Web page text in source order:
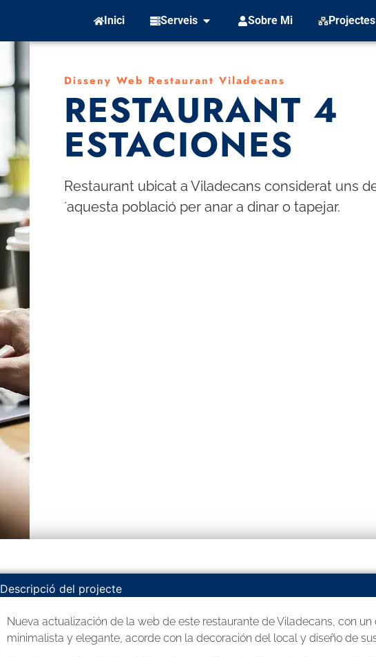
Inici Serveis Sobre Mi Projectes
Disseny Web Restaurant Viladecans
RESTAURANT 4
ESTACIONES
Restaurant ubicat a Viladecans considerat uns
´aquesta població per anar a dinar o tapejar.
Descripció del projecte
Nueva actualización de la web de este restaurante de Viladecans, con un
minimalista y elegante, acorde con la decoración del local y diseño de